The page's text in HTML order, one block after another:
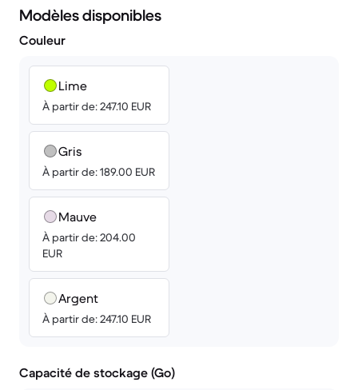
Modèles disponibles
Couleur
Lime
À partir de: 247.10 EUR
Gris
À partir de: 189.00 EUR
Mauve
À partir de: 204.00
EUR
Argent
À partir de: 247.10 EUR
Capacité de stockage (Go)